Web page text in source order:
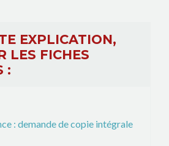
EXPLICATION,
LES FICHES
:
: demande de copie intégrale